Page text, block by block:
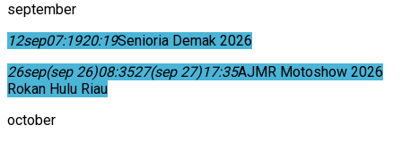
september
12sep07:1920:19Senioria Demak 2026
26sep(sep 26)08:3527(sep 27)17:35AJMR Motoshow 2026
Rokan Hulu Riau
october